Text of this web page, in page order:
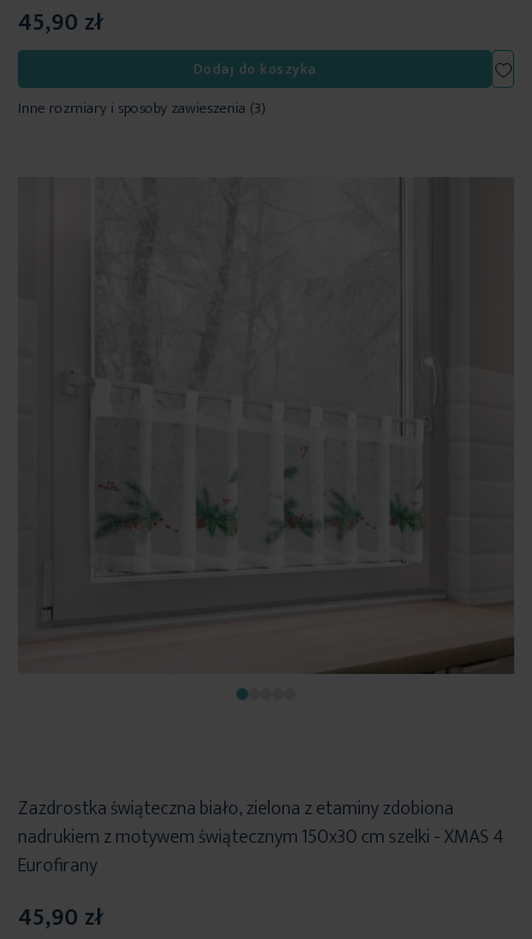
45,90 zł
Dodaj do koszyka
Inne rozmiary i sposoby zawieszenia (3)
Zazdrostka świąteczna biało, zielona z etaminy zdobiona
nadrukiem z motywem świątecznym 150x30 cm szelki - XMAS 4
Eurofirany
45,90 zł